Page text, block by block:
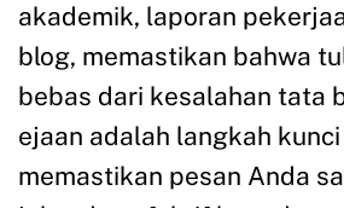
akademik, laporan
blog, memastikan bahwa
bebas dari kesalahan tata
ejaan adalah langkah
memastikan pesan Anda